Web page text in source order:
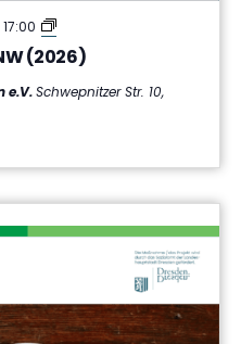
(2026)
17:00
MännerCafé
im
MNW
e.V.Schwepnitzer Str. 10,